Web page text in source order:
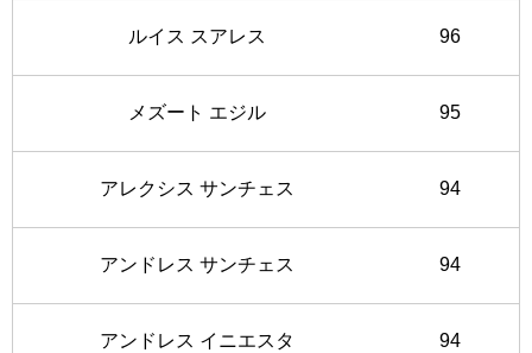
ルイス スアレス 96
メズート エジル 95
アレクシス サンチェス 94
アンドレス サンチェス 94
アンドレス イニエスタ 94